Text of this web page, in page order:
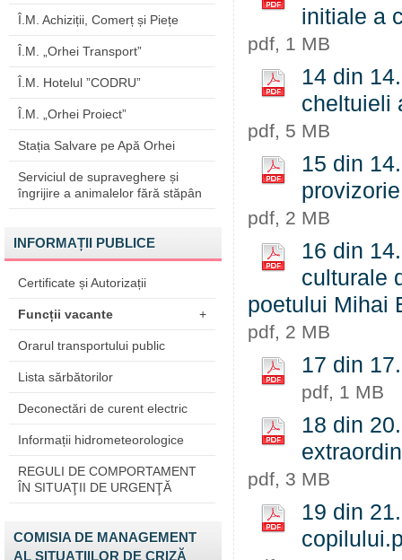
Î.M. Achiziții, Comerț și Piețe
Î.M. „Orhei Transport”
Î.M. Hotelul ”CODRU”
Î.M. „Orhei Proiect”
Stația Salvare pe Apă Orhei
Serviciul de supraveghere și
îngrijire a animalelor fără stăpân
INFORMAȚII PUBLICE
Certificate și Autorizații
Funcții vacante +
Orarul transportului public
Lista sărbătorilor
Deconectări de curent electric
Informații hidrometeorologice
REGULI DE COMPORTAMENT
ÎN SITUAŢII DE URGENŢĂ
COMISIA DE MANAGEMENT
AL SITUAȚIILOR DE CRIZĂ
initiale a
pdf, 1 MB
14 din
cheltuieli
pdf, 5 MB
15 din
pdf, 2 MB
16 din
culturale
poetului Mihai
pdf, 2 MB
17 din
pdf, 1 MB
18 din
pdf, 3 MB
19 din